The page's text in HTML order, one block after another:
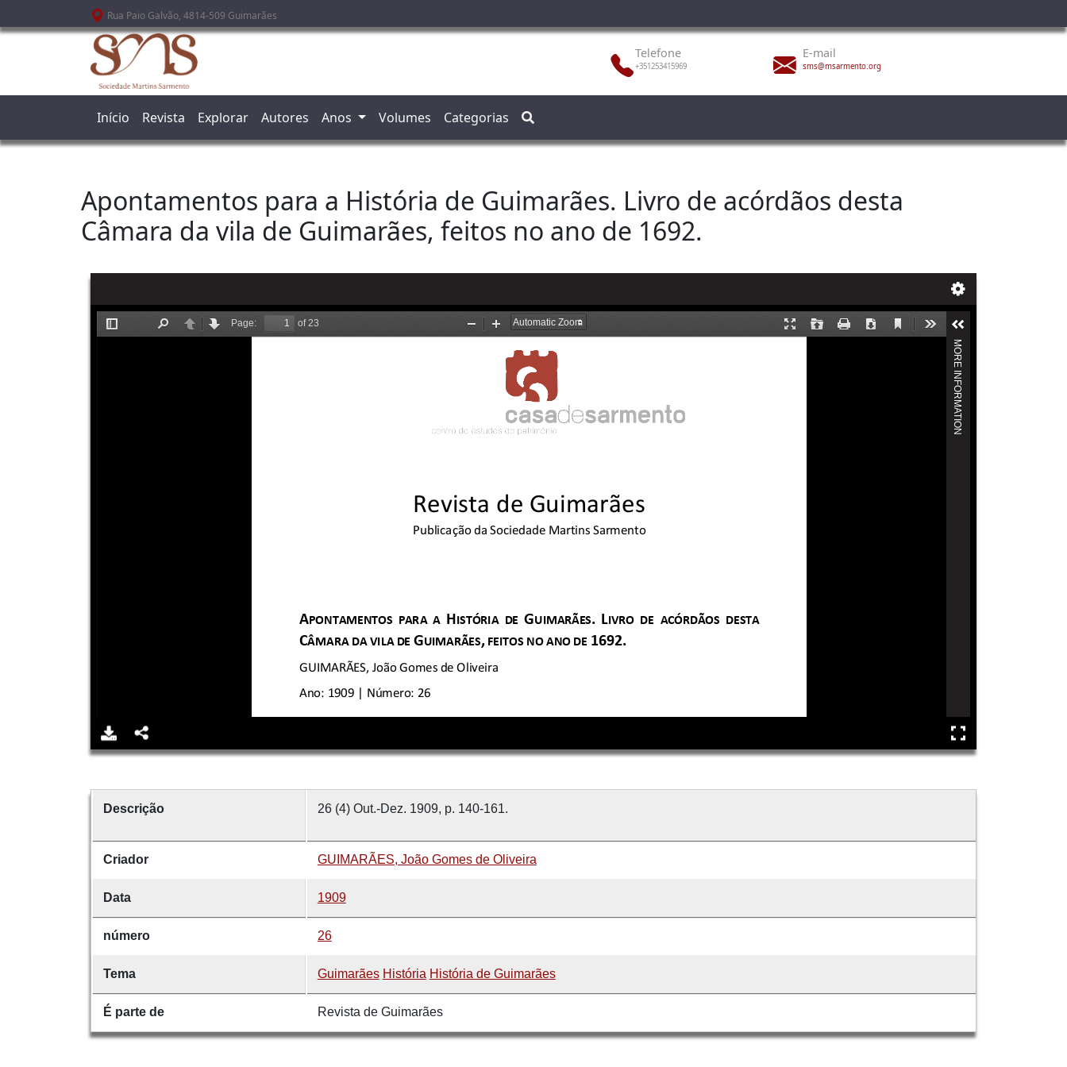
Passar para o conteúdo principal
Rua Paio Galvão, 4814-509 Guimarães
Telefone
+351253415969
E-mail
sms@msarmento.org
Início Revista Explorar Autores Anos Volumes Categorias
Apontamentos para a História de Guimarães. Livro de acórdãos desta
Câmara da vila de Guimarães, feitos no ano de 1692.
Descrição 26 (4) Out.-Dez. 1909, p. 140-161.
Criador GUIMARÃES, João Gomes de Oliveira
Data 1909
número 26
Tema Guimarães História História de Guimarães
É parte de Revista de Guimarães